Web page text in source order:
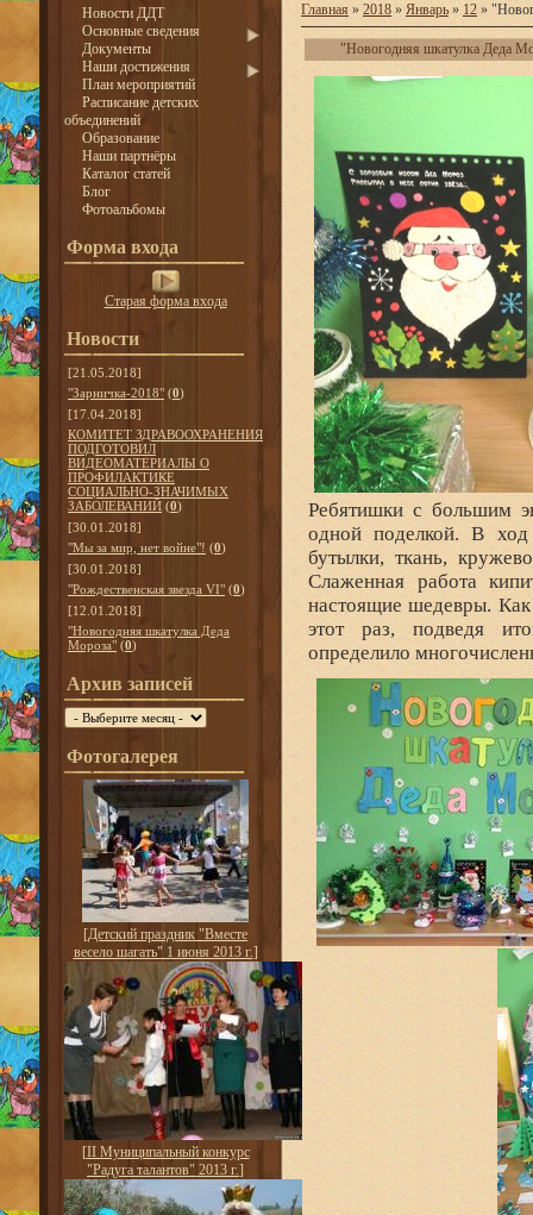
Новости ДДТ
Основные сведения
Документы
Наши достижения
План мероприятий
Расписание детских
объединений
Образование
Наши партнёры
Каталог статей
Блог
Фотоальбомы
Форма входа
Старая форма входа
Новости
[21.05.2018]
"Зарничка-2018" (0)
[17.04.2018]
КОМИТЕТ ЗДРАВООХРАНЕНИЯ
ПОДГОТОВИЛ
ВИДЕОМАТЕРИАЛЫ О
ПРОФИЛАКТИКЕ
СОЦИАЛЬНО-ЗНАЧИМЫХ
ЗАБОЛЕВАНИЙ (0)
[30.01.2018]
"Мы за мир, нет войне"! (0)
[30.01.2018]
"Рождественская звезда VI" (0)
[12.01.2018]
"Новогодняя шкатулка Деда
Мороза" (0)
Архив записей
Фотогалерея
[Детский праздник "Вместе
весело шагать" 1 июня 2013 г.]
[II Муниципальный конкурс
"Радуга талантов" 2013 г.]
Главная » 2018 » Январь » 12 »
"Новогодняя шкатулка Деда
Ребятишки с большим
одной поделкой. В ход
бутылки, ткань,
Слаженная работа
настоящие шедевры. Как
этот раз, подведя
определило